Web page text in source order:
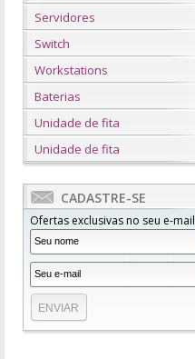
Servidores
Switch
Workstations
Baterias
Unidade de fita
Unidade de fita
CADASTRE-SE
Ofertas exclusivas no seu e-mail